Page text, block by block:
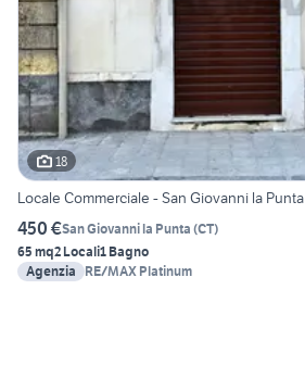
18
Locale Commerciale - San Giovanni la Punta
450 €San Giovanni la Punta (CT)
65 mq2 Locali1 Bagno
Agenzia
RE/MAX Platinum